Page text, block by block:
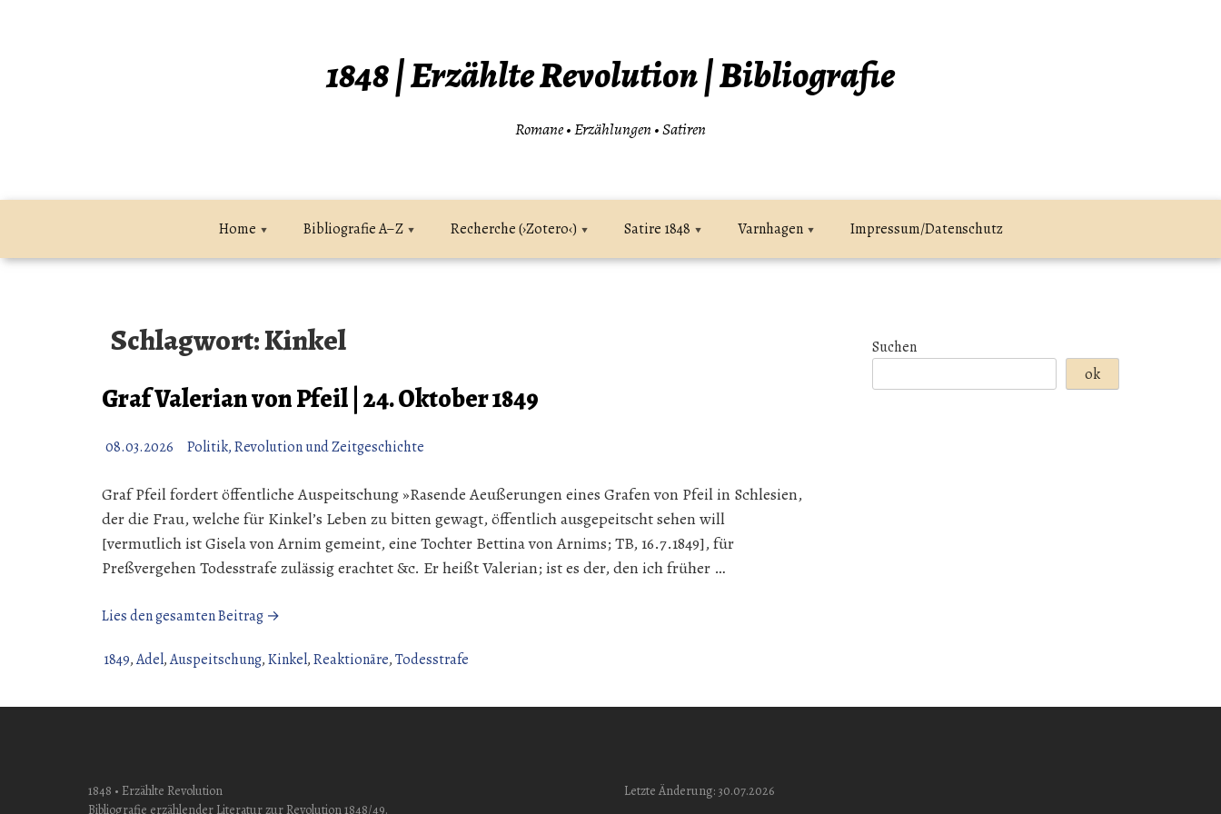
1848 | Erzählte Revolution | Bibliografie
Romane • Erzählungen • Satiren
Home Bibliografie A–Z Recherche (›Zotero‹) Satire 1848 Varnhagen Impressum/Datenschutz
Schlagwort:Kinkel
Graf Valerian von Pfeil | 24. Oktober 1849
08.03.2026 Politik, Revolution und Zeitgeschichte
Graf Pfeil fordert öffentliche Auspeitschung »Rasende Aeußerungen eines Grafen von Pfeil in Schlesien,
der die Frau, welche für Kinkel’s Leben zu bitten gewagt, öffentlich ausgepeitscht sehen will
[vermutlich ist Gisela von Arnim gemeint, eine Tochter Bettina von Arnims; TB, 16.7.1849], für
Preßvergehen Todesstrafe zulässig erachtet &c. Er heißt Valerian; ist es der, den ich früher …
Lies den gesamten Beitrag →
von
|
1849,Adel,Auspeitschung,Kinkel,Reaktionäre,Todesstrafe
Suchen
ok
1848 • Erzählte Revolution
Bibliografie erzählender Literatur zur Revolution 1848/49.
Letzte Änderung: 30.07.2026